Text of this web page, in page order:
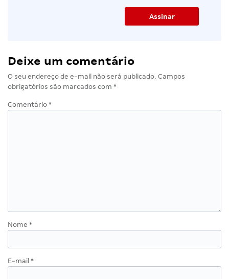
Deixe um comentário
O seu endereço de e-mail não será publicado. Campos
obrigatórios são marcados com *
Comentário *
Nome *
E-mail *